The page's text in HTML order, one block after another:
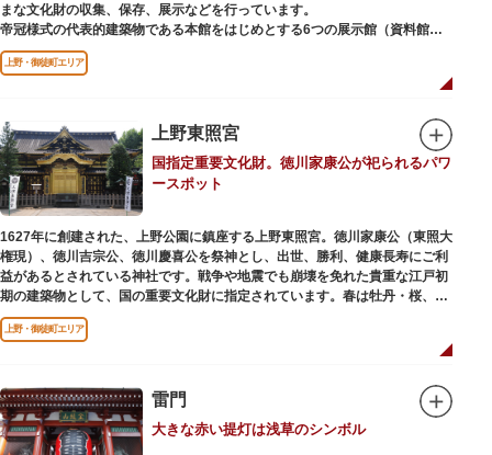
まな文化財の収集、保存、展示などを行っています。
帝冠様式の代表的建築物である本館をはじめとする6つの展示館（資料館）
からなり、89件の国宝を所蔵。常に貴重な文化財を公開し、講座や講演会、
ワークショップなどを実施しています。国宝や重要文化財などの名品をたど
りながら、真の美術史を堪能し価値あるひと時を過ごしてみてはいかがでし
吹き抜けのエントランスに大理石の大階段がある本館では、壁時計やステン
ドグラスなど格調高い内部装飾にも注目してみてください。初めて来館する
方や時間が限られている方などに向け提案されたコース（日本美術入門／た
てものめぐり／仏像大好き）を参考にめぐるのも良いでしょう。
敷地内にはレストランやミュージアムショップのほか緑豊かな庭園も。季節
ごとの彩りを感じながらゆったりと散策するのもおすすめです。
上野・御徒町エリア
上野東照宮
国指定重要文化財。徳川家康公が祀られるパワ
ースポット
1627年に創建された、上野公園に鎮座する上野東照宮。徳川家康公（東照大
権現）、徳川吉宗公、徳川慶喜公を祭神とし、出世、勝利、健康長寿にご利
益があるとされている神社です。戦争や地震でも崩壊を免れた貴重な江戸初
期の建築物として、国の重要文化財に指定されています。春は牡丹・桜、秋
は紅葉やダリア展、お正月は初詣や冬ぼたん鑑賞の地として、年間を通して
国内外からの参拝者で賑わうスポットです。
軍・徳川家光公が、日光東照宮までお参りに行けない江戸の人々のために建
てられたそう。社殿内部は文化財保護のため通常は非公開ですが、特別公開
が実施されることもあるので、拝観を申し込んでみてはいかがでしょうか。
上野・御徒町エリア
雷門
大きな赤い提灯は浅草のシンボル